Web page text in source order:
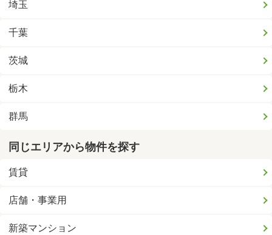
埼玉
千葉
茨城
栃木
群馬
同じエリアから物件を探す
賃貸
店舗・事業用
新築マンション